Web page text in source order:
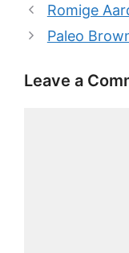
Romige
Paleo
Leave a